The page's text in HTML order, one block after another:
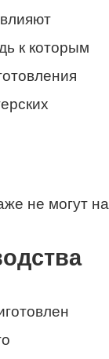
к которым
не могут